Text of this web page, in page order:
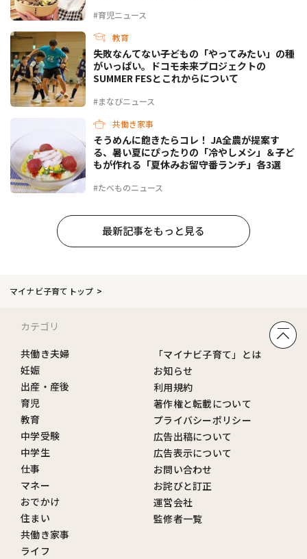
#育児ニュース
教育
#まなびニュース
失敗なんてない――子どもの「やってみたい」の種
がいっぱい。ドコモ未来プロジェクトの
SUMMER FESとこれからについて
共働き家事
#たべものニュース
そうめんに飽きたらコレ！ JA全農が提案す
る、暑い夏にぴったりの「冷やしメシ」＆子ど
もが作れる「夏休みお留守番ランチ」各3選
最新記事をもっと見る
マイナビ子育てトップ
カテゴリ
共働き夫婦
妊娠
出産・産後
育児
教育
中学受験
中学生
仕事
マネー
おでかけ
住まい
共働き家事
ライフ
「マイナビ子育て」とは
お知らせ
利用規約
著作権と転載について
プライバシーポリシー
広告出稿について
広告表示について
お問い合わせ
お詫びと訂正
運営会社
監修者一覧